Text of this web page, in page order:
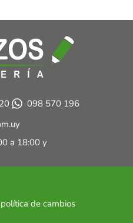
098 570 196
a 18:00 y
de cambios